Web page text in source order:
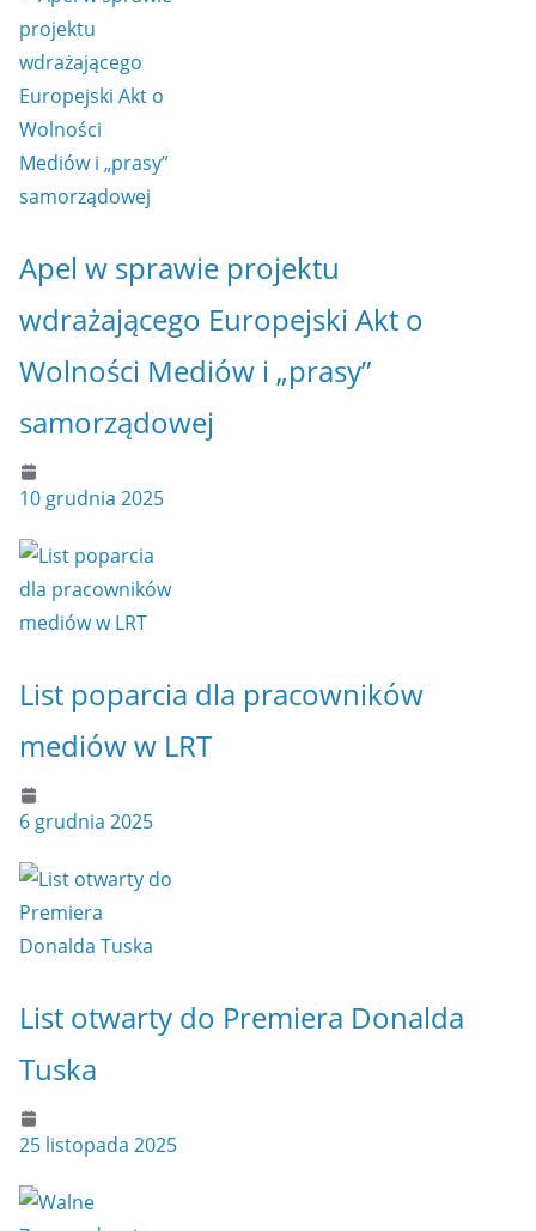
Apel w sprawie projektu
wdrażającego Europejski Akt o
Wolności Mediów i „prasy”
samorządowej
10 grudnia 2025
List poparcia dla pracowników
mediów w LRT
6 grudnia 2025
List otwarty do Premiera Donalda
Tuska
25 listopada 2025